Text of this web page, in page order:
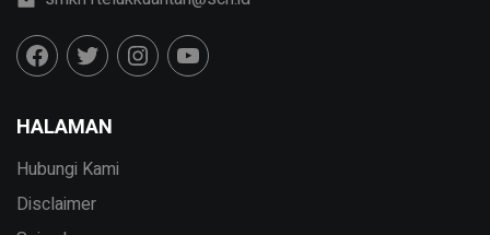
HALAMAN
Hubungi Kami
Disclaimer